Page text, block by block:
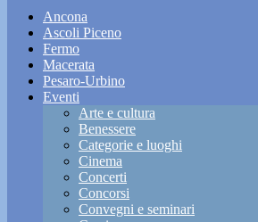
Ancona
Ascoli Piceno
Fermo
Macerata
Pesaro-Urbino
Eventi
Arte e cultura
Benessere
Categorie e luoghi
Cinema
Concerti
Concorsi
Convegni e seminari